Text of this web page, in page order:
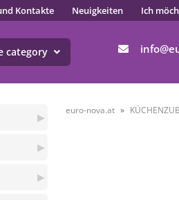
Kontakte Neuigkeiten Ich
info
category
▶
▶
▶
euro-nova.at